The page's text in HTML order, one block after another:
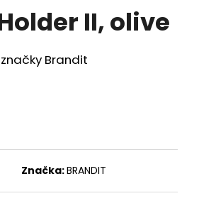
II, olive
Brandit
Značka:BRANDIT